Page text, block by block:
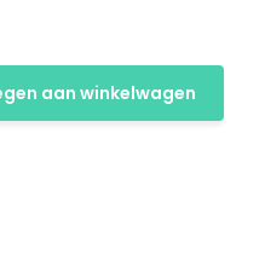
aan winkelwagen